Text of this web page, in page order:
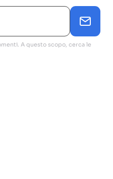
A questo scopo, cerca le